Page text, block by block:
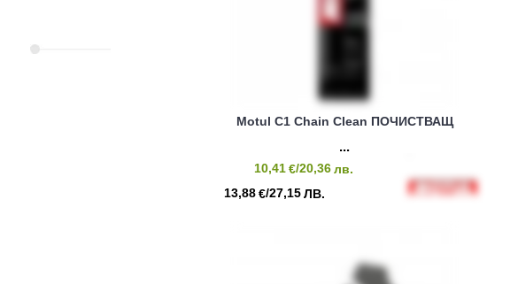
Motul C1 Chain Clean ПОЧИСТВАЩ
10,41€/20,36лв.
13,88 €/27,15 ЛВ.